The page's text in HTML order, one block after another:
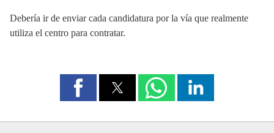
Debería ir de enviar cada candidatura por la vía que realmente
utiliza el centro para contratar.